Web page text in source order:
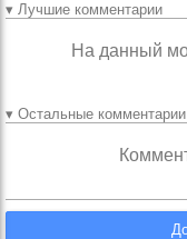
▾ Лучшие комментарии
На данный
▾ Остальные комментарии